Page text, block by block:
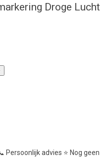
Droge Lucht
Persoonlijk advies ⭐ Nog geen